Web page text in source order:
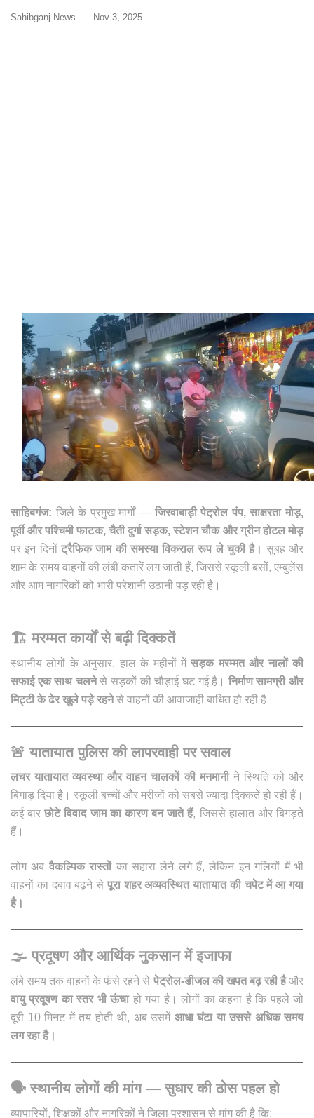
Sahibganj News Nov 3, 2025
साहिबगंज: जिले के प्रमुख मार्गों — जिरवाबाड़ी पेट्रोल पंप, साक्षरता मोड़,
पूर्वी और पश्चिमी फाटक, चैती दुर्गा सड़क, स्टेशन चौक और ग्रीन होटल मोड़
पर इन दिनों ट्रैफिक जाम की समस्या विकराल रूप ले चुकी है। सुबह और
शाम के समय वाहनों की लंबी कतारें लग जाती हैं, जिससे स्कूली बसों, एम्बुलेंस
और आम नागरिकों को भारी परेशानी उठानी पड़ रही है।
🏗️ मरम्मत कार्यों से बढ़ी दिक्कतें
स्थानीय लोगों के अनुसार, हाल के महीनों मेंसड़क मरम्मत और नालों की
सफाई एक साथ चलनेसे सड़कों की चौड़ाई घट गई है। निर्माण सामग्री और
मिट्टी के ढेर खुले पड़े रहनेसे वाहनों की आवाजाही बाधित हो रही है।
🚨 यातायात पुलिस की लापरवाही पर सवाल
लचर यातायात व्यवस्था और वाहन चालकों की मनमानीने स्थिति को और
बिगाड़ दिया है। स्कूली बच्चों और मरीजों को सबसे ज्यादा दिक्कतें हो रही हैं।
कई बारछोटे विवाद जाम का कारण बन जाते हैं, जिससे हालात और बिगड़ते
हैं।
लोग अब वैकल्पिक रास्तोंका सहारा लेने लगे हैं, लेकिन इन गलियों में भी
वाहनों का दबाव बढ़ने से पूरा शहर अव्यवस्थित यातायात की चपेट में आ गया
है।
🌫️ प्रदूषण और आर्थिक नुकसान में इजाफा
लंबे समय तक वाहनों के फंसे रहने से पेट्रोल-डीजल की खपत बढ़ रही हैऔर
वायु प्रदूषण का स्तर भी ऊंचाहो गया है। लोगों का कहना है कि पहले जो
दूरी 10 मिनट में तय होती थी, अब उसमें आधा घंटा या उससे अधिक समय
लग रहा है।
🗣️ स्थानीय लोगों की मांग — सुधार की ठोस पहल हो
व्यापारियों, शिक्षकों और नागरिकों ने जिला प्रशासन से मांग की है कि: